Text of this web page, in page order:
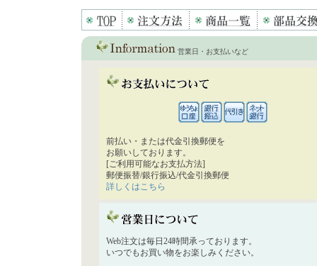
営業日・お支払いなど
前払い・または代金引換郵便を
お願いしております。
[ご利用可能なお支払方法]
郵便振替/銀行振込/代金引換郵便
詳しくはこちら
Web注文は毎日24時間承っております。
いつでもお買い物をお楽しみください。